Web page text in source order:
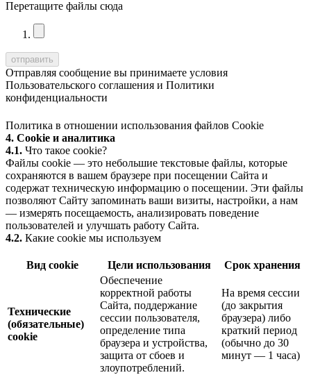
Перетащите файлы сюда
Отправляя сообщение вы принимаете условия
Пользовательского соглашения и Политики
конфиденциальности
Политика в отношении использования файлов Cookie
4. Cookie и аналитика
4.1. Что такое cookie?
Файлы cookie — это небольшие текстовые файлы, которые
сохраняются в вашем браузере при посещении Сайта и
содержат техническую информацию о посещении. Эти файлы
позволяют Сайту запоминать ваши визиты, настройки, а нам
— измерять посещаемость, анализировать поведение
пользователей и улучшать работу Сайта.
4.2. Какие cookie мы используем
Вид cookie Цели использования Срок хранения
Технические
(обязательные)
cookie
Обеспечение
корректной работы
Сайта, поддержание
сессии пользователя,
определение типа
браузера и устройства,
защита от сбоев и
злоупотреблений.
На время сессии
(до закрытия
браузера) либо
краткий период
(обычно до 30
минут — 1 часа)